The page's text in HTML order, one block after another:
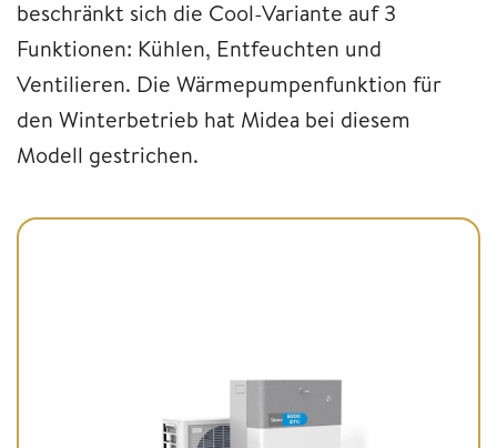
beschränkt sich die Cool-Variante auf 3
Funktionen: Kühlen, Entfeuchten und
Ventilieren. Die Wärmepumpenfunktion für
den Winterbetrieb hat Midea bei diesem
Modell gestrichen.